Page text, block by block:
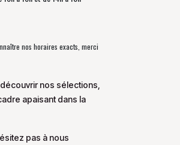
nos horaires exacts, merci
nos sélections,
apaisant dans la
pas à nous